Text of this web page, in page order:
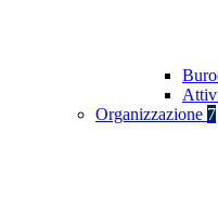
Organizzazione 7